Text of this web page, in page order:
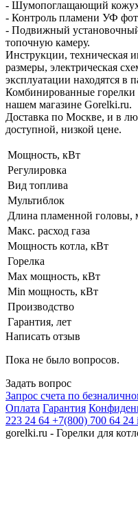
- Шумопоглащающий
- Контроль пламени УФ
- Подвижный
топочную камеру.
Инструкции, техническая
размеры, электрическая
эксплуатации находятся в
Комбинированные горелки
нашем магазине Gorelki.ru.
Доставка по Москве, и в
доступной, низкой цене.
Мощность, кВт
Регулировка
Вид топлива
Мультиблок
Длина пламенной головы,
Макс. расход газа
Мощность котла, кВт
Горелка
Max мощность, кВт
Min мощность, кВт
Производство
Гарантия, лет
Написать отзыв
Пока не было вопросов.
Задать вопрос
Запрос счета по
Оплата Гарантия
223 24 64 +7(800) 700 64 24
gorelki.ru - Горелки для